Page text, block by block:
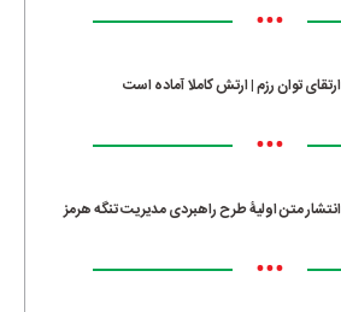
•••
ارتقای توان رزم | ارتش کاملا آماده است
•••
انتشار متن اولیۀ طرح راهبردی مدیریت تنگه هرمز
•••